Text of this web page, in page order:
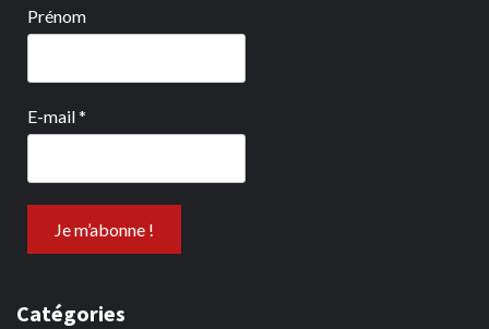
Prénom
E-mail*
Catégories